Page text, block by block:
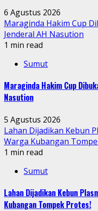
6 Agustus 2026
Maraginda Hakim Cup
Jenderal AH Nasution
1 min read
Sumut
Maraginda Hakim Cup
Nasution
5 Agustus 2026
Lahan Dijadikan Kebun
Warga Kubangan
1 min read
Sumut
Lahan Dijadikan Kebun
Kubangan Tompek Protes!